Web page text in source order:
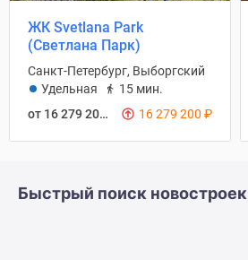
ЖК Svetlana Park
(Светлана Парк)
Санкт-Петербург, Выборгский
Удельная
15 мин.
от 16 279 200
16 279 200 ₽
Быстрый поиск новостроек